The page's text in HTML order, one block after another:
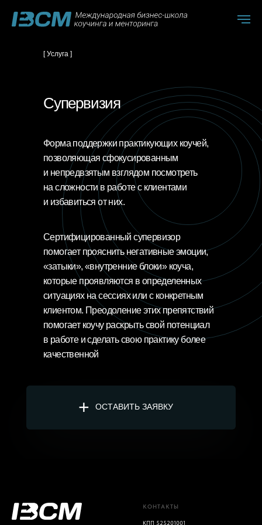
[ Услуга ]
Супервизия
Форма поддержки практикующих коучей,
позволяющая сфокусированным
и непредвзятым взглядом посмотреть
на сложности в работе с клиентами
и избавиться от них.
Сертифицированный супервизор
помогает прояснить негативные эмоции,
«затыки», «внутренние блоки» коуча,
которые проявляются в определенных
ситуациях на сессиях или с конкретным
клиентом. Преодоление этих препятствий
помогает коучу раскрыть свой потенциал
в работе и сделать свою практику более
качественной
ОСТАВИТЬ ЗАЯВКУ
+
КОНТАКТЫ
КПП 525201001